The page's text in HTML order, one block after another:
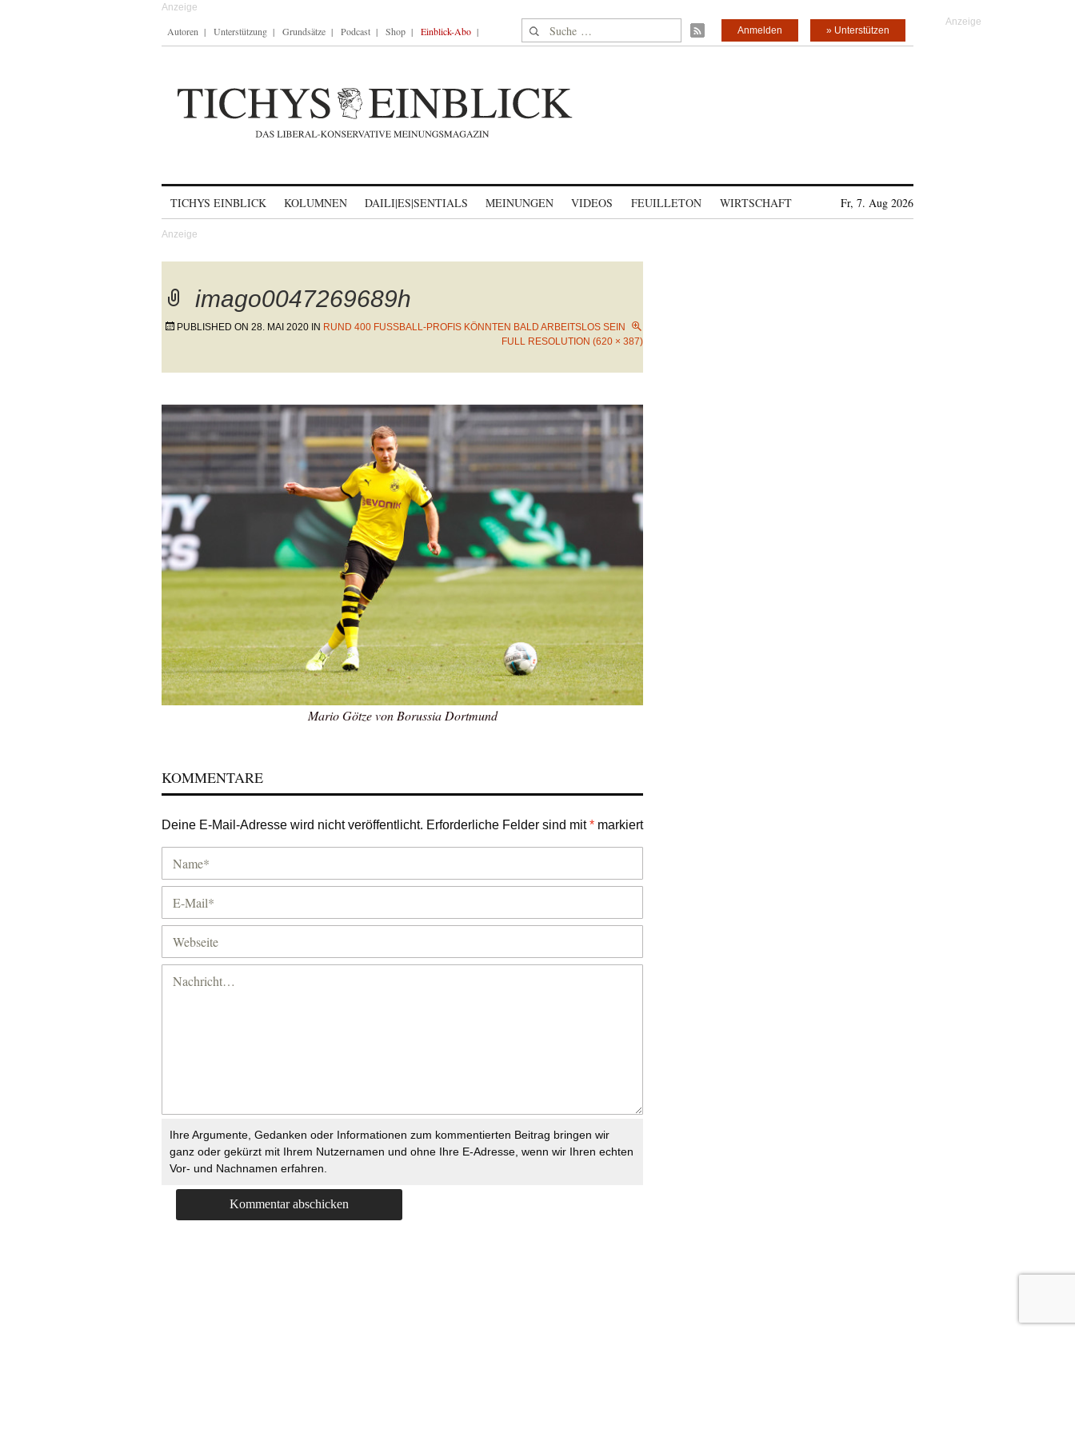
Autoren Unterstützung Grundsätze Podcast Shop Einblick-Abo Suche nach: » Unterstützen
Anmelden
TICHYS EINBLICK KOLUMNEN DAILI|ES|SENTIALS MEINUNGEN VIDEOS FEUILLETON WIRTSCHAFT Fr, 7. Aug 2026
imago0047269689h
PUBLISHED ON 28. MAI 2020 IN RUND 400 FUSSBALL-PROFIS KÖNNTEN BALD ARBEITSLOS SEIN
FULL RESOLUTION (620 × 387)
Mario Götze von Borussia Dortmund
KOMMENTARE
Deine E-Mail-Adresse wird nicht veröffentlicht. Erforderliche Felder sind mit* markiert
Ihre Argumente, Gedanken oder Informationen zum kommentierten Beitrag bringen wir
ganz oder gekürzt mit Ihrem Nutzernamen und ohne Ihre E-Adresse, wenn wir Ihren echten
Vor- und Nachnamen erfahren.